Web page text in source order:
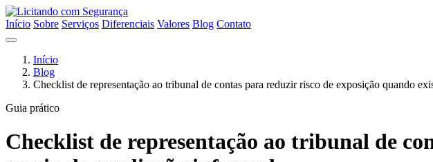
Início Sobre Serviços Diferenciais Valores Blog Contato
Início
Blog
Checklist de representação ao tribunal de contas para reduzir risco de exposição quando
Guia prático
Checklist de representação ao tribunal de